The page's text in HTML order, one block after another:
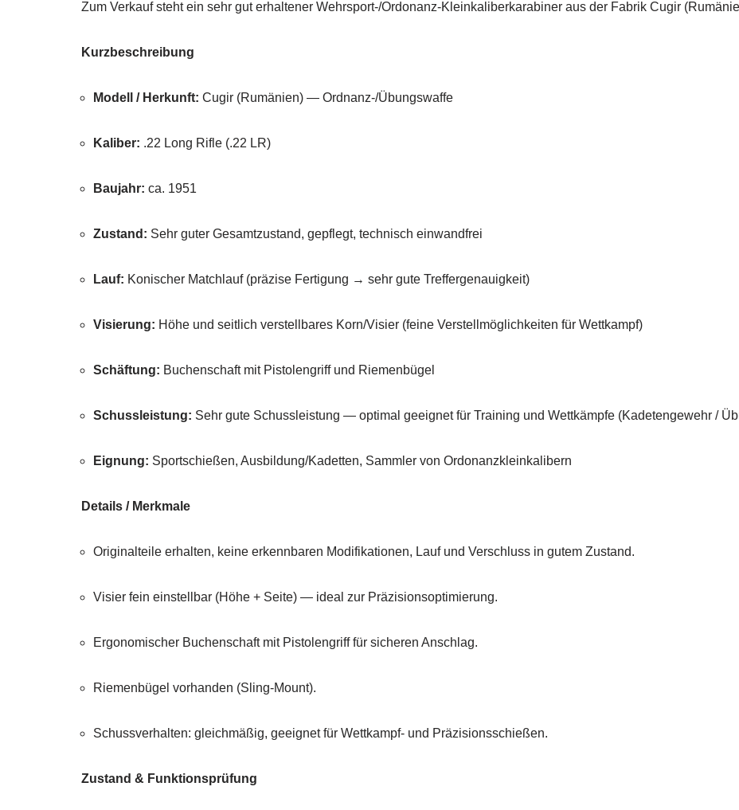
Zum Verkauf steht ein sehr gut erhaltener Wehrsport-/Ordonanz-Kleinkaliberkarabiner aus der Fabrik Cugir
Kurzbeschreibung
Modell / Herkunft: Cugir (Rumänien) — Ordnanz-/Übungswaffe
Kaliber: .22 Long Rifle (.22 LR)
Baujahr: ca. 1951
Zustand: Sehr guter Gesamtzustand, gepflegt, technisch einwandfrei
Lauf: Konischer Matchlauf (präzise Fertigung → sehr gute Treffergenauigkeit)
Visierung: Höhe und seitlich verstellbares Korn/Visier (feine Verstellmöglichkeiten für Wettkampf)
Schäftung: Buchenschaft mit Pistolengriff und Riemenbügel
Schussleistung: Sehr gute Schussleistung — optimal geeignet für Training und Wettkämpfe (Kadetengewehr /
Eignung: Sportschießen, Ausbildung/Kadetten, Sammler von Ordonanzkleinkalibern
Details / Merkmale
Originalteile erhalten, keine erkennbaren Modifikationen, Lauf und Verschluss in gutem Zustand.
Visier fein einstellbar (Höhe + Seite) — ideal zur Präzisionsoptimierung.
Ergonomischer Buchenschaft mit Pistolengriff für sicheren Anschlag.
Riemenbügel vorhanden (Sling-Mount).
Schussverhalten: gleichmäßig, geeignet für Wettkampf- und Präzisionsschießen.
Zustand & Funktionsprüfung